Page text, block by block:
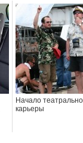
Начало
карьеры